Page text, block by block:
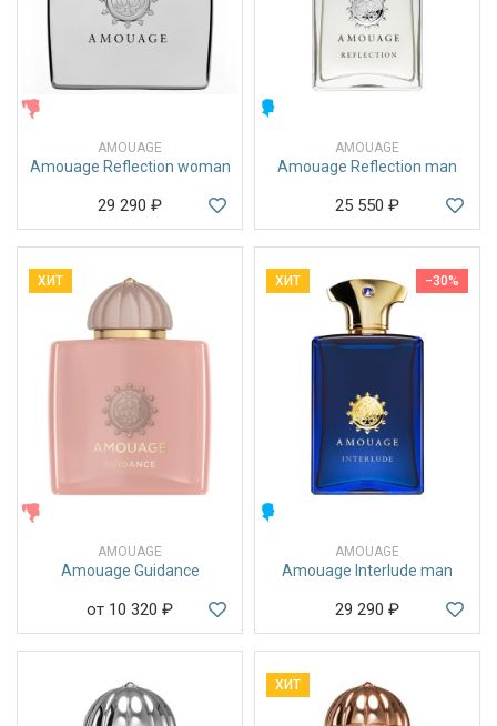
AMOUAGE
Amouage Reflection woman
29 290 ₽
AMOUAGE
Amouage Reflection man
25 550 ₽
ХИТ
AMOUAGE
Amouage Guidance
от 10 320 ₽
−30%
ХИТ
AMOUAGE
Amouage Interlude man
29 290 ₽
ХИТ